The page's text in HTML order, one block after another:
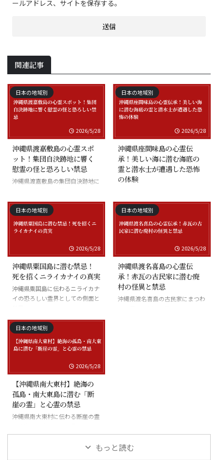
ールアドレス、サイトを保存する。
関連記事
日本の地域別
2026/5/28
沖縄県渡嘉敷島の心霊スポ
ット！集団自決跡地に響く
慰霊の怪と恐ろしい禁忌
沖縄県渡嘉敷島の集団自決跡地に
日本の地域別
2026/5/28
沖縄県座間味島の心霊伝
承！美しい海に潜む海底の
霊と潜水士が遭遇した恐怖
の体験
士の怪談
日本の地域別
2026/5/28
沖縄県粟国島に潜む禁忌！
死を招くニライカナイの真実
沖縄県粟国島に伝わるニライカナ
イの恐ろしい霊界としての側面と
日本の地域別
2026/5/28
沖縄県渡名喜島の心霊伝
承！赤瓦の古民家に潜む廃
村の怪異と禁忌
沖縄県渡名喜島の古民家にまつわ
日本の地域別
2026/5/28
【沖縄県南大東村】絶海の
孤島・南大東島に潜む「断
崖の霊」と心霊の禁忌
沖縄県南大東村に伝わる断崖の霊
もっと読む